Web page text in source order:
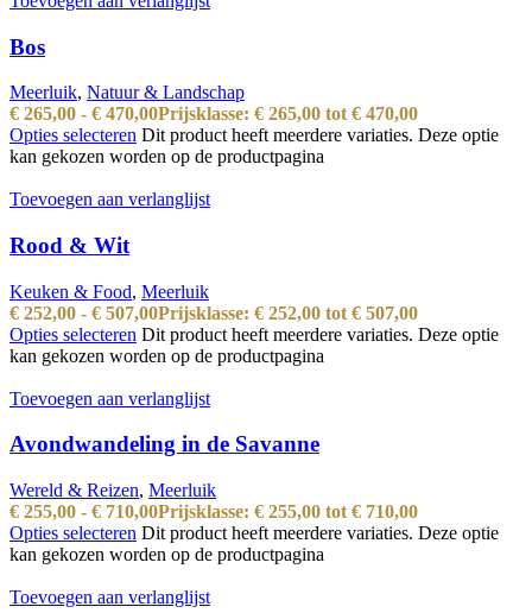
Bos
Meerluik, Natuur & Landschap
€ 265,00 - € 470,00Prijsklasse: € 265,00 tot € 470,00
Opties selecteren Dit product heeft meerdere variaties. Deze optie
kan gekozen worden op de productpagina
Toevoegen aan verlanglijst
Rood & Wit
Keuken & Food, Meerluik
€ 252,00 - € 507,00Prijsklasse: € 252,00 tot € 507,00
Opties selecteren Dit product heeft meerdere variaties. Deze optie
kan gekozen worden op de productpagina
Toevoegen aan verlanglijst
Avondwandeling in de Savanne
Wereld & Reizen, Meerluik
€ 255,00 - € 710,00Prijsklasse: € 255,00 tot € 710,00
Opties selecteren Dit product heeft meerdere variaties. Deze optie
kan gekozen worden op de productpagina
Toevoegen aan verlanglijst